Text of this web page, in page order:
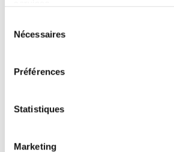
Nécessaires
Préférences
Statistiques
Marketing
Cette évolution marque une
personnes de contact habituelles
mêmes et notre helpdesk
Whyto choose
Information